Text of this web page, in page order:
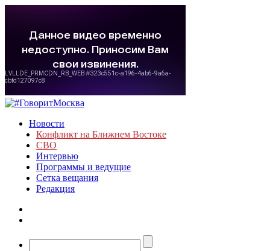
Новости
Конфликт на Ближнем Востоке
СВО
Интервью
Программы и ведущие
Сетка вещания
Редакция